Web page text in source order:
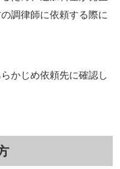
調律師に依頼する際に
かじめ依頼先に確認し